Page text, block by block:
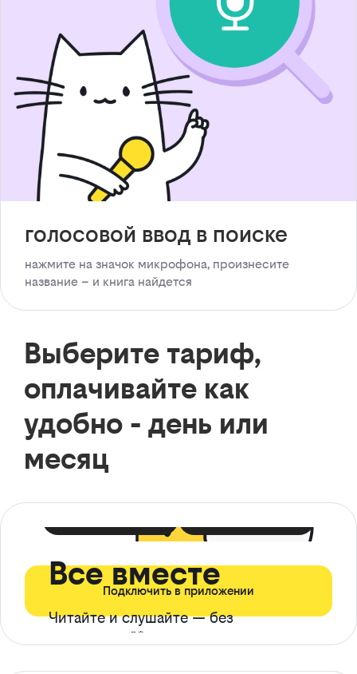
голосовой ввод в поиске
нажмите на значок микрофона, произнесите
название – и книга найдется
Выберите тариф,
оплачивайте как
удобно - день или
месяц
Все вместе
Читайте и слушайте — без
ограничений*
Подключить в приложении